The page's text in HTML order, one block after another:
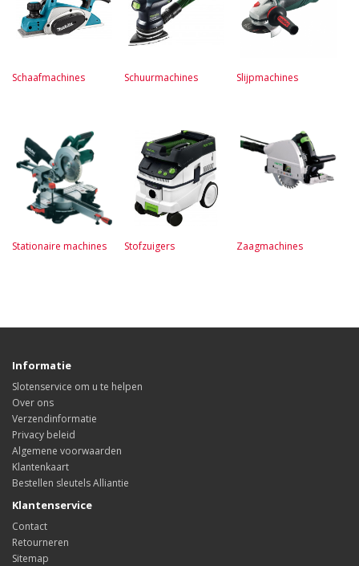
Schaafmachines Schuurmachines Slijpmachines
Stationaire machines Stofzuigers Zaagmachines
Informatie
Slotenservice om u te helpen
Over ons
Verzendinformatie
Privacy beleid
Algemene voorwaarden
Klantenkaart
Bestellen sleutels Alliantie
Klantenservice
Contact
Retourneren
Sitemap